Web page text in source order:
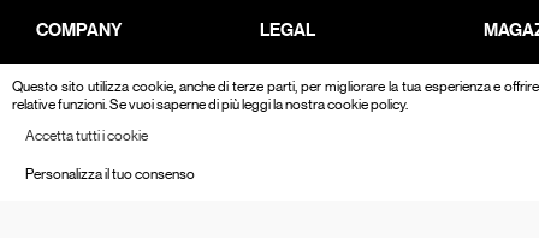
COMPANY
ABOUT
CONTACTS
LAVORA CON NOI
NSS FACTORY
LEGAL
PRIVACY POLICY
GESTISCI COOKIE
Questo sito utilizza cookie, anche di terze parti, per migliorare la tua esperienza e
relative funzioni. Se vuoi saperne di più leggi la nostra cookie policy.
Accetta tutti i cookie
Personalizza il tuo consenso